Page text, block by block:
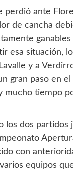
perdió ante
de cancha
esa situación,
y a
gran paso en
mucho tiempo
los dos
con
equipos